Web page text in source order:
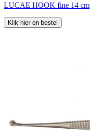
LUCAE HOOK fine 14 cm
Klik hier en bestel